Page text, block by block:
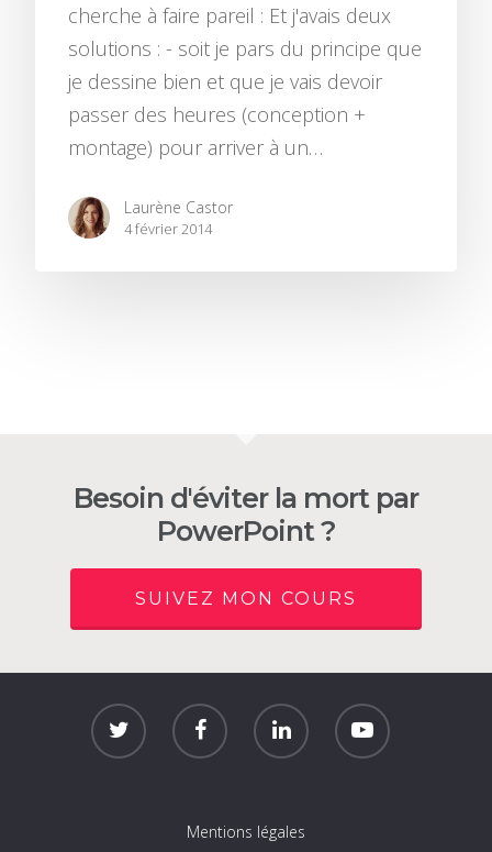
cherche à faire pareil : Et j'avais deux
solutions : - soit je pars du principe que
je dessine bien et que je vais devoir
passer des heures (conception +
montage) pour arriver à un…
Laurène Castor
4 février 2014
Besoin d'éviter la mort par
PowerPoint ?
SUIVEZ MON COURS
Mentions légales
ACCUEIL
BLOG
CHRONIQUES
BONNES
HISTOIRE
COURS EN LIGNE